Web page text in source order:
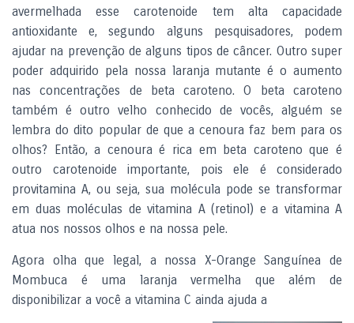
avermelhada esse carotenoide tem alta capacidade
antioxidante e, segundo alguns pesquisadores, podem
ajudar na prevenção de alguns tipos de câncer. Outro super
poder adquirido pela nossa laranja mutante é o aumento
nas concentrações de beta caroteno. O beta caroteno
também é outro velho conhecido de vocês, alguém se
lembra do dito popular de que a cenoura faz bem para os
olhos? Então, a cenoura é rica em beta caroteno que é
outro carotenoide importante, pois ele é considerado
provitamina A, ou seja, sua molécula pode se transformar
em duas moléculas de vitamina A (retinol) e a vitamina A
atua nos nossos olhos e na nossa pele.
Agora olha que legal, a nossa X-Orange Sanguínea de
Mombuca é uma laranja vermelha que além de
disponibilizar a você a vitamina C ainda ajuda a